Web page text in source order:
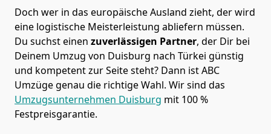
Doch wer in das europäische Ausland zieht, der wird
eine logistische Meisterleistung abliefern müssen.
Du suchst einen zuverlässigen Partner, der Dir bei
Deinem Umzug von Duisburg nach Türkei günstig
und kompetent zur Seite steht? Dann istABC
Umzügegenau die richtige Wahl. Wir sind das
Umzugsunternehmen Duisburg mit 100 %
Festpreisgarantie.